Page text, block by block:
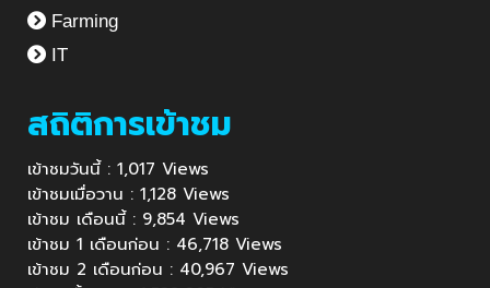
Farming
IT
สถิติการเข้าชม
เข้าชมวันนี้ : 1,017 Views
เข้าชมเมื่อวาน : 1,128 Views
เข้าชม เดือนนี้ : 9,854 Views
เข้าชม 1 เดือนก่อน : 46,718 Views
เข้าชม 2 เดือนก่อน : 40,967 Views